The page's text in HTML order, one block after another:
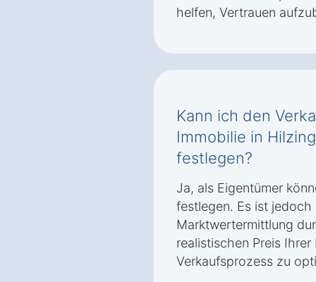
helfen, Vertrauen
Kann ich den
Immobilie in
festlegen?
Ja, als Eigentümer
festlegen. Es ist
Marktwertermittlung
realistischen Preis
Verkaufsprozess zu